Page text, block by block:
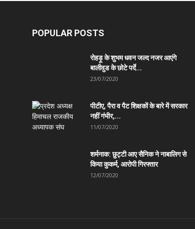
POPULAR POSTS
रोहड़ू के शुभम धवन जल्द नजर आएंगे
बालीवुड के छोटे पर्दे...
23/07/2020
पीटीए, पैरा व पैट शिक्षकों के बारे में सरकार
नहीं गंभीर,...
11/07/2020
शर्मनाक: छुट्टी आए सैनिक ने नाबालिग से
किया कुकर्म, आरोपी गिरफ्तार
12/07/2020